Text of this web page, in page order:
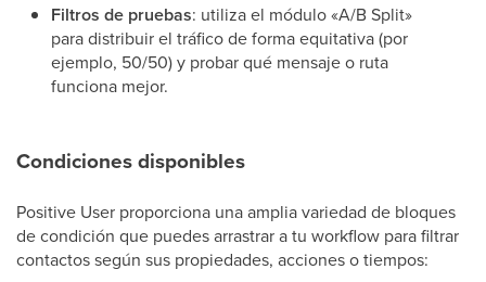
Filtros de pruebas: utiliza el módulo «A/B Split»
para distribuir el tráfico de forma equitativa (por
ejemplo, 50/50) y probar qué mensaje o ruta
funciona mejor.
Condiciones disponibles
Positive User proporciona una amplia variedad de bloques
de condición que puedes arrastrar a tu workflow para filtrar
contactos según sus propiedades, acciones o tiempos: